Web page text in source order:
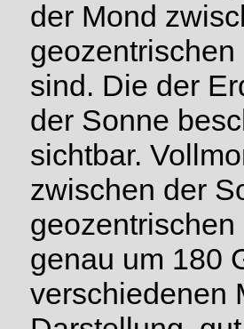
der Mond
sind. Die der
der Sonne
sichtbar.
zwischen der
genau um 180
verschiedenen